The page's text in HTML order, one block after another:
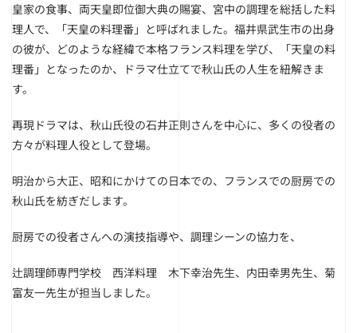
皇家の食事、両天皇即位御大典の賜宴、宮中の調理を総括した料
理人で、「天皇の料理番」と呼ばれました。福井県武生市の出身
の彼が、どのような経緯で本格フランス料理を学び、「天皇の料
理番」となったのか、ドラマ仕立てで秋山氏の人生を紐解きま
す。
再現ドラマは、秋山氏役の石井正則さんを中心に、多くの役者の
方々が料理人役として登場。
明治から大正、昭和にかけての日本での、フランスでの厨房での
秋山氏を紡ぎだします。
厨房での役者さんへの演技指導や、調理シーンの協力を、
辻調理師専門学校 西洋料理 木下幸治先生、内田幸男先生、菊
富友一先生が担当しました。